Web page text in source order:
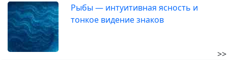
Рыбы — интуитивная ясность и
тонкое видение знаков
>>